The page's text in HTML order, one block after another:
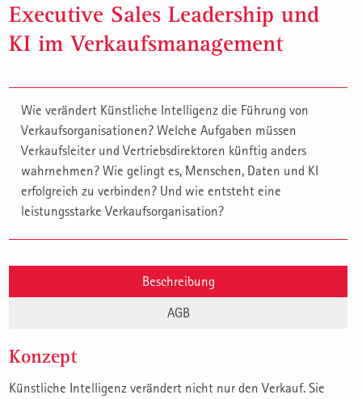
Executive Sales Leadership und
KI im Verkaufsmanagement
Wie verändert Künstliche Intelligenz die Führung von
Verkaufsorganisationen? Welche Aufgaben müssen
Verkaufsleiter und Vertriebsdirektoren künftig anders
wahrnehmen? Wie gelingt es, Menschen, Daten und KI
erfolgreich zu verbinden? Und wie entsteht eine
leistungsstarke Verkaufsorganisation?
Beschreibung
AGB
Konzept
Künstliche Intelligenz verändert nicht nur den Verkauf. Sie